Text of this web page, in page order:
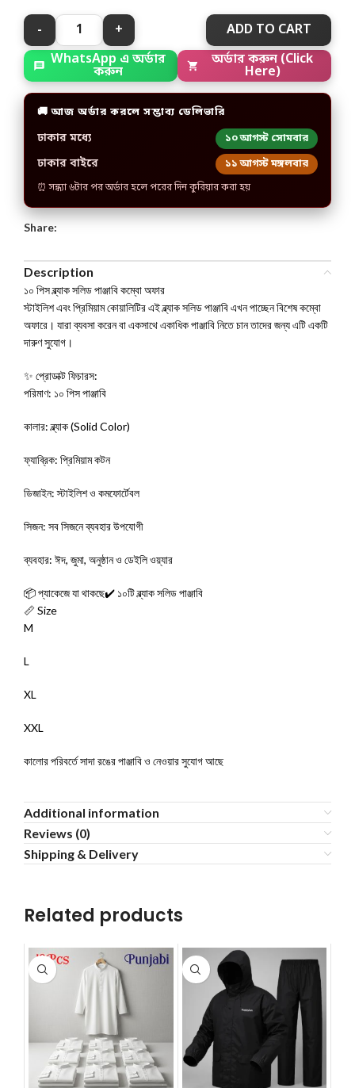
ADD TO CART
WhatsApp এ অর্ডার
করুন
অর্ডার করুন (Click
Here)
🚚 আজ অর্ডার করলে সম্ভাব্য ডেলিভারি
ঢাকার মধ্যে ১০ আগস্ট সোমবার
ঢাকার বাইরে ১১ আগস্ট মঙ্গলবার
⏰ সন্ধ্যা ৬টার পর অর্ডার হলে পরের দিন কুরিয়ার করা হয়
Share:
Description
১০ পিস ব্ল্যাক সলিড পাঞ্জাবি কম্বো অফার
স্টাইলিশ এবং প্রিমিয়াম কোয়ালিটির এই ব্ল্যাক সলিড পাঞ্জাবি এখন পাচ্ছেন বিশেষ কম্বো
অফারে। যারা ব্যবসা করেন বা একসাথে একাধিক পাঞ্জাবি নিতে চান তাদের জন্য এটি একটি
দারুণ সুযোগ।
✨ প্রোডাক্ট ফিচারস:
পরিমাণ: ১০ পিস পাঞ্জাবি
কালার: ব্ল্যাক (Solid Color)
ফ্যাব্রিক: প্রিমিয়াম কটন
ডিজাইন: স্টাইলিশ ও কমফোর্টেবল
সিজন: সব সিজনে ব্যবহার উপযোগী
ব্যবহার: ঈদ, জুমা, অনুষ্ঠান ও ডেইলি ওয়্যার
📦 প্যাকেজে যা থাকছে✔️ ১০টি ব্ল্যাক সলিড পাঞ্জাবি
📏 Size
M
L
XL
XXL
কালোর পরিবর্তে সাদা রঙের পাঞ্জাবি ও নেওয়ার সুযোগ আছে
Additional information
Reviews (0)
Shipping & Delivery
Related products